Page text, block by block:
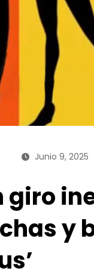
Junio 9, 2025
giro
y